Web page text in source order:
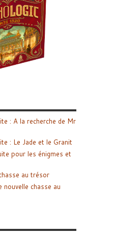
: A la recherche de Mr
: Le Jade et le Granit
pour les énigmes et
au trésor
nouvelle chasse au